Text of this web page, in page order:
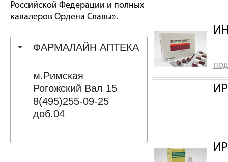
Российской Федерации и полных
кавалеров Ордена Славы».
ФАРМАЛАЙН АПТЕКА
м.Римская
Рогожский Вал 15
8(495)255-09-25
доб.04